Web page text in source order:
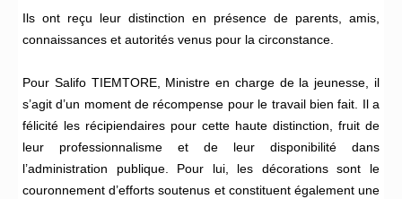
Ils ont reçu leur distinction en présence de parents, amis,
connaissances et autorités venus pour la circonstance.
Pour Salifo TIEMTORE, Ministre en charge de la jeunesse, il
s’agit d’un moment de récompense pour le travail bien fait. Il a
félicité les récipiendaires pour cette haute distinction, fruit de
leur professionnalisme et de leur disponibilité dans
l’administration publique. Pour lui, les décorations sont le
couronnement d’efforts soutenus et constituent également une